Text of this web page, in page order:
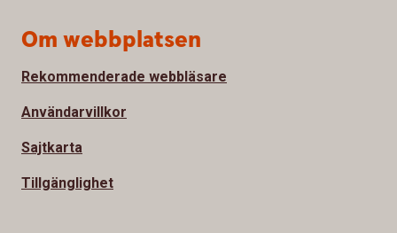
Om webbplatsen
Rekommenderade webbläsare
Användarvillkor
Sajtkarta
Tillgänglighet